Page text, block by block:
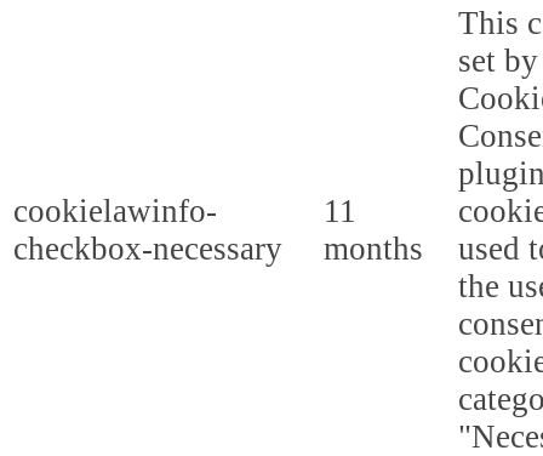
cookielawinfo-
checkbox-necessary
11
months
This
set
used
the